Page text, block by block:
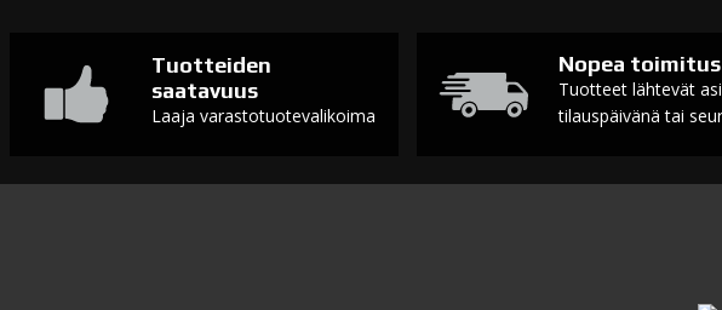
Tuotteiden
saatavuus
Laaja varastotuotevalikoima
Nopea toimitus
Tuotteet lähtevät
tilauspäivänä tai